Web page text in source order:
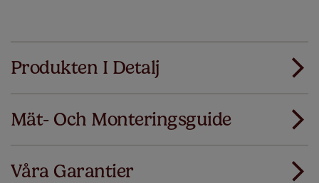
Produkten I Detalj
Mät- Och Monteringsguide
Våra Garantier